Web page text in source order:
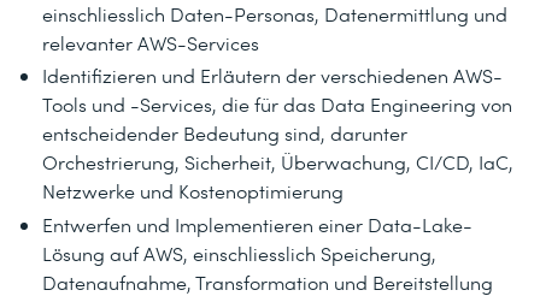
einschliesslich Daten-Personas, Datenermittlung und
relevanter AWS-Services
Identifizieren und Erläutern der verschiedenen AWS-
Tools und -Services, die für das Data Engineering von
entscheidender Bedeutung sind, darunter
Orchestrierung, Sicherheit, Überwachung, CI/CD, IaC,
Netzwerke und Kostenoptimierung
Entwerfen und Implementieren einer Data-Lake-
Lösung auf AWS, einschliesslich Speicherung,
Datenaufnahme, Transformation und Bereitstellung